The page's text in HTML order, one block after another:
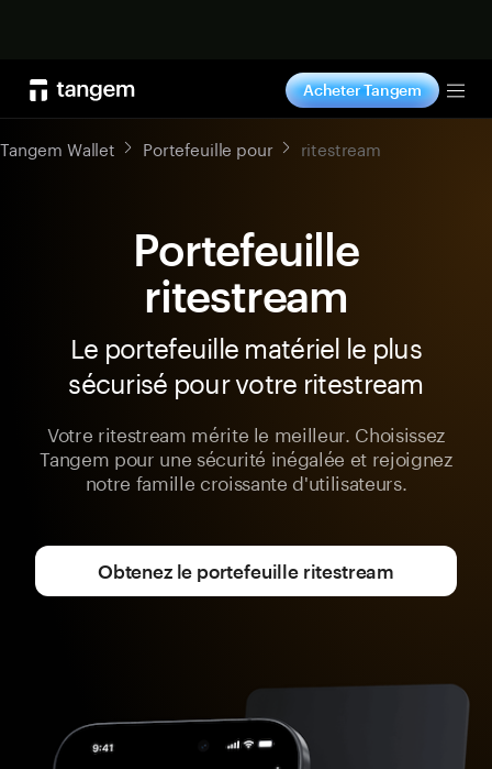
Acheter Tangem
Tangem Wallet Portefeuille pour ritestream
Portefeuille
ritestream
Le portefeuille matériel le plus
sécurisé pour votre ritestream
Votre ritestream mérite le meilleur. Choisissez
Tangem pour une sécurité inégalée et rejoignez
notre famille croissante d'utilisateurs.
Obtenez le portefeuille ritestream